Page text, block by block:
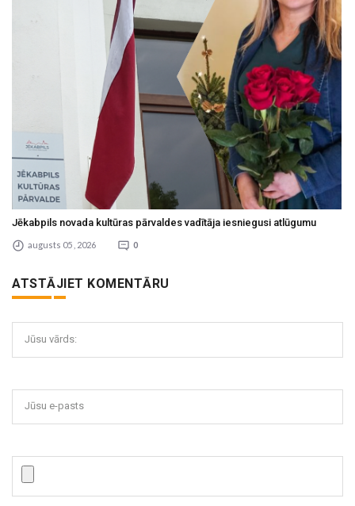
Jēkabpils novada kultūras pārvaldes vadītāja iesniegusi atlūgumu
augusts 05 , 2026 0
ATSTĀJIET KOMENTĀRU
Jūsu vārds:
Jūsu e-pasts